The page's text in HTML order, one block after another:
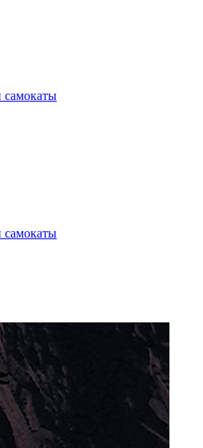
самокаты
самокаты